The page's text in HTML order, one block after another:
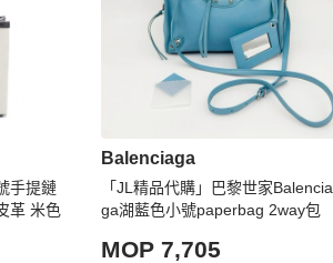
手提鏈
革 米色
Balenciaga
「JL精品代購」巴黎世家Balencia
ga湖藍色小號paperbag 2way包
MOP 7,705